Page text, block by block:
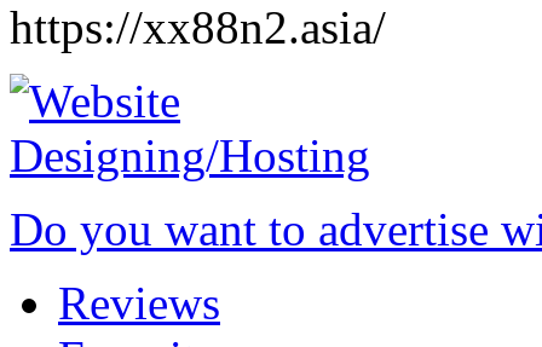
https://xx88n2.asia/
Do you want to advertise
Reviews